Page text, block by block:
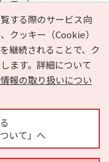
する際のサービス向
クッキー（Cookie）
継続されることで、ク
ます。詳細について
報の取り扱いについ
いて」へ
入り
ヘルプ
て
運営会社
問い合わせ